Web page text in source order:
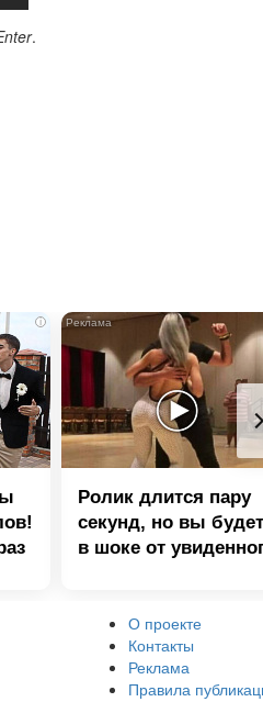
.
i
Ролик длится пару
секунд, но вы
в шоке от
О проекте
Контакты
Реклама
Правила